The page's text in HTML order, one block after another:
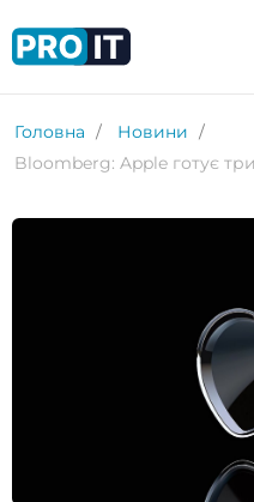
Головна
Новини